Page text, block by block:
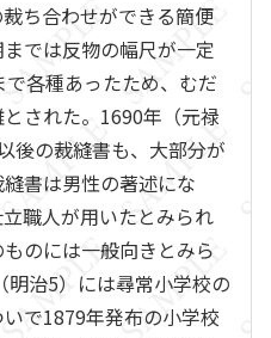
ち合わせができる簡便
では反物の幅尺が一定
各種あったため、むだ
された。1690年（元禄
後の裁縫書も、大部分が
書は男性の著述にな
職人が用いたとみられ
のには一般向きとみら
治5）には尋常小学校の
で1879年発布の小学校